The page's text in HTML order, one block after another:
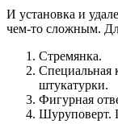
И установка и
чем-то сложным.
Стремянка.
Специальная
штукатурки.
Фигурная
Шуруповерт.